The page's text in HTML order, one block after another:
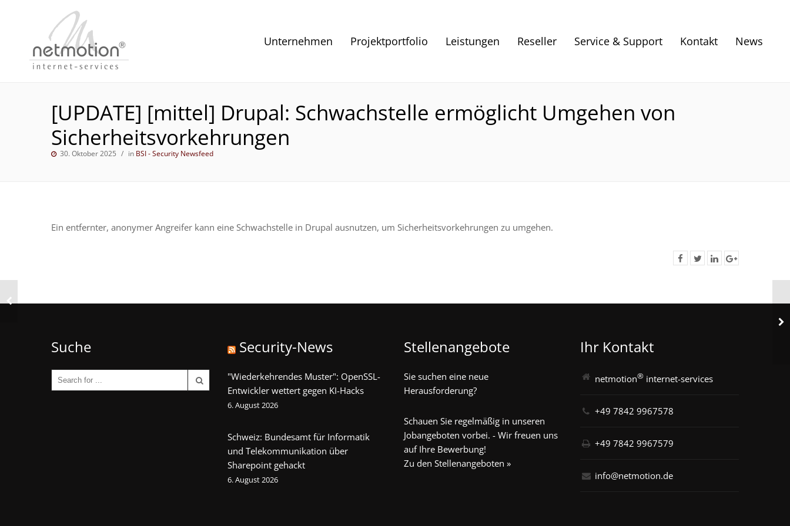
Unternehmen Projektportfolio Leistungen Reseller Service & Support Kontakt News
[UPDATE] [mittel] Drupal: Schwachstelle ermöglicht Umgehen von
Sicherheitsvorkehrungen
30. Oktober 2025 in BSI - Security Newsfeed
Ein entfernter, anonymer Angreifer kann eine Schwachstelle in Drupal ausnutzen, um Sicherheitsvorkehrungen zu umgehen.
Suche Security-News
"Wiederkehrendes Muster": OpenSSL-
Entwickler wettert gegen KI-Hacks
6. August 2026
Schweiz: Bundesamt für Informatik
und Telekommunikation über
Sharepoint gehackt
6. August 2026
Stellenangebote
Sie suchen eine neue
Herausforderung?
Schauen Sie regelmäßig in unseren
Jobangeboten vorbei. - Wir freuen uns
auf Ihre Bewerbung!
Zu den Stellenangeboten »
Ihr Kontakt
netmotion® internet-services
+49 7842 9967578
+49 7842 9967579
info@netmotion.de